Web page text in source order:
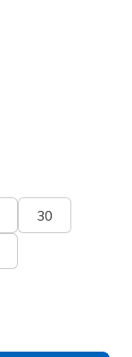
30